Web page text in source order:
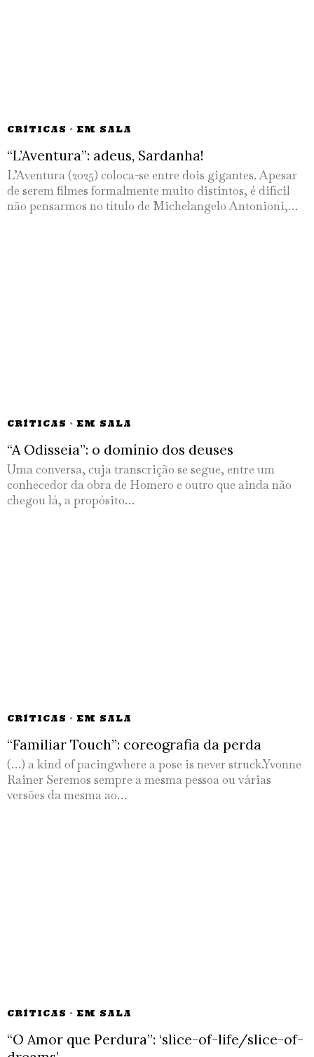
CRÍTICAS · EM SALA
“L’Aventura”: adeus, Sardanha!
L’Aventura (2025) coloca-se entre dois gigantes. Apesar
de serem filmes formalmente muito distintos, é difícil
não pensarmos no título de Michelangelo Antonioni,…
CRÍTICAS · EM SALA
“A Odisseia”: o domínio dos deuses
Uma conversa, cuja transcrição se segue, entre um
conhecedor da obra de Homero e outro que ainda não
chegou lá, a propósito…
CRÍTICAS · EM SALA
“Familiar Touch”: coreografia da perda
(…) a kind of pacingwhere a pose is never struck.Yvonne
Rainer Seremos sempre a mesma pessoa ou várias
versões da mesma ao…
CRÍTICAS · EM SALA
“O Amor que Perdura”: ‘slice-of-life/slice-of-